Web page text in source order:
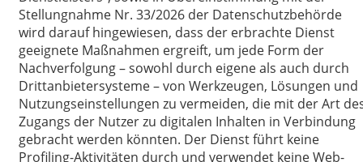
Stellungnahme Nr. 33/2026 der Datenschutzbehörde
wird darauf hingewiesen, dass der erbrachte Dienst
geeignete Maßnahmen ergreift, um jede Form der
Nachverfolgung – sowohl durch eigene als auch durch
Drittanbietersysteme – von Werkzeugen, Lösungen und
Nutzungseinstellungen zu vermeiden, die mit der Art
Zugangs der Nutzer zu digitalen Inhalten in Verbindung
gebracht werden könnten. Der Dienst führt keine
Profiling-Aktivitäten durch und verwendet keine Web-